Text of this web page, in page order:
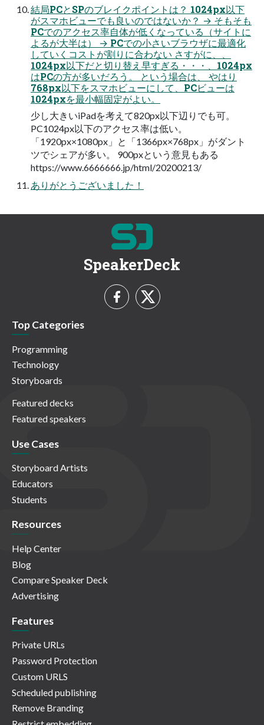
結局PCとSPのブレイクポイントは？ 1024px以下
がスマホビューでも良いのではないか？ → そもそも
PCでのアクセス率自体が低くなっている（サイトに
よるが大半は） → PCでの小さいブラウザに最適化
していくコストが割りに合わない さすがに、、
1024px以下だと切り替え早すぎる・・・、1024px
はPCの方が多いだろう。 という場合は、 やはり
768px以下をスマホビューにして、PCビューは
1024pxを最小幅固定がよい。
少し大きいiPadを考えて820px以下辺りでも可。
PC1024px以下のアクセス率は低い。
「1920px×1080px」と「1366px×768px」がダント
ツでシェアが多い。 900pxという意見もある
https://www.6666666.jp/html/20200213/
ありがとうございました！
SpeakerDeck
Top Categories
Programming
Technology
Storyboards
Featured decks
Featured speakers
Use Cases
Storyboard Artists
Educators
Students
Resources
Help Center
Blog
Compare Speaker Deck
Advertising
Features
Private URLs
Password Protection
Custom URLS
Scheduled publishing
Remove Branding